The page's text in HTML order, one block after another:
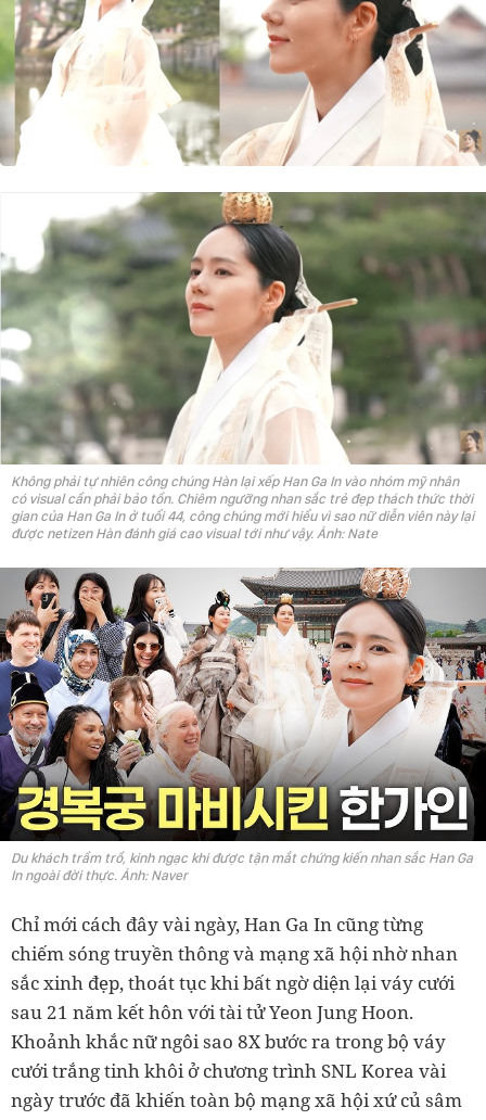
Không phải tự nhiên công chúng Hàn lại xếp Han Ga In vào nhóm mỹ nhân
có visual cần phải bảo tồn. Chiêm ngưỡng nhan sắc trẻ đẹp thách thức thời
gian của Han Ga In ở tuổi 44, công chúng mới hiểu vì sao nữ diễn viên này lại
được netizen Hàn đánh giá cao visual tới như vậy. Ảnh: Nate
Du khách trầm trồ, kinh ngạc khi được tận mắt chứng kiến nhan sắc Han Ga
In ngoài đời thực. Ảnh: Naver
Chỉ mới cách đây vài ngày, Han Ga In cũng từng
chiếm sóng truyền thông và mạng xã hội nhờ nhan
sắc xinh đẹp, thoát tục khi bất ngờ diện lại váy cưới
sau 21 năm kết hôn với tài tử Yeon Jung Hoon.
Khoảnh khắc nữ ngôi sao 8X bước ra trong bộ váy
cưới trắng tinh khôi ở chương trình SNL Korea vài
ngày trước đã khiến toàn bộ mạng xã hội xứ củ sâm